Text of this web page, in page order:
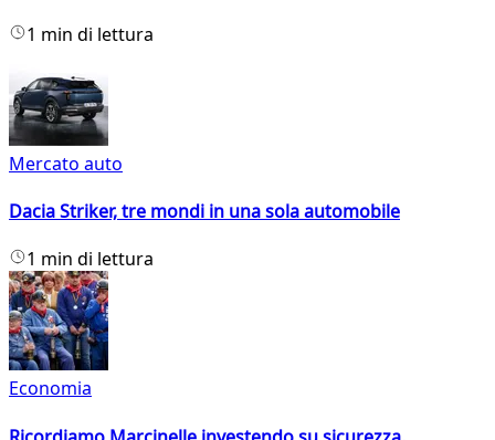
1 min di lettura
Mercato auto
Dacia Striker, tre mondi in una sola automobile
1 min di lettura
Economia